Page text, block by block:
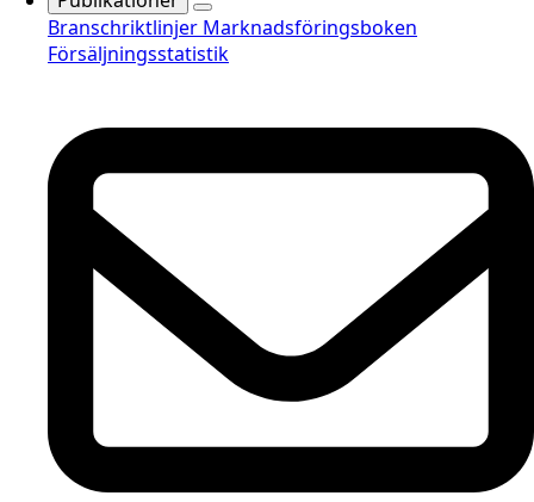
Branschriktlinjer Marknadsföringsboken
Försäljningsstatistik